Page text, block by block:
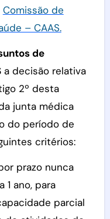
Comissão de
– CAAS.
de
a decisão relativa
2º desta
junta médica
do período de
critérios:
prazo nunca
1 ano, para
parcial